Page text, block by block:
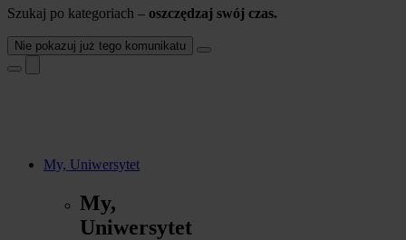
Szukaj po kategoriach – oszczędzaj swój czas.
Nie pokazuj już tego komunikatu
My, Uniwersytet
My,
Uniwersytet